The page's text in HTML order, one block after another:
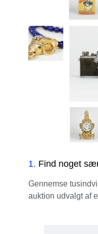
1. Find noget
Gennemse
auktion udvalgt af